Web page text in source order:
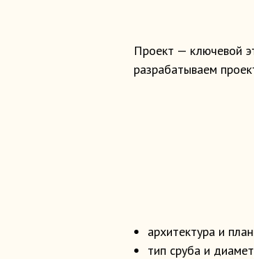
Проект — ключевой
разрабатываем
архитектура и
тип сруба и